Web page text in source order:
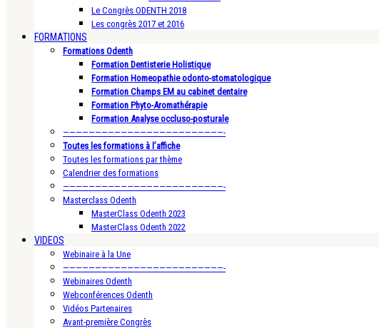
Le Congrès ODENTH 2018
Les congrès 2017 et 2016
FORMATIONS
Formations Odenth
Formation Dentisterie Holistique
Formation Homeopathie odonto-stomatologique
Formation Champs EM au cabinet dentaire
Formation Phyto-Aromathérapie
Formation Analyse occluso-posturale
—————————————————————————-
Toutes les formations à l’affiche
Toutes les formations par thème
Calendrier des formations
—————————————————————————-
Masterclass Odenth
MasterClass Odenth 2023
MasterClass Odenth 2022
VIDEOS
Webinaire à la Une
—————————————————————————-
Webinaires Odenth
Webconférences Odenth
Vidéos Partenaires
Avant-première Congrès